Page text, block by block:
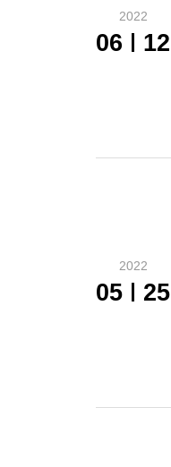
2022
06 12
2022
05 25